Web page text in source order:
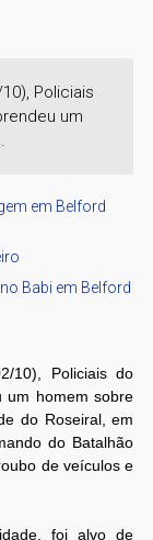
Policiais
um
em Belford
Babi em Belford
10), Policiais do
um homem sobre
do Roseiral, em
do Batalhão
de veículos e
foi alvo de